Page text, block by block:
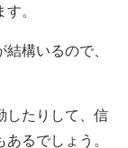
。
構いるので、
したりして、信
るでしょう。